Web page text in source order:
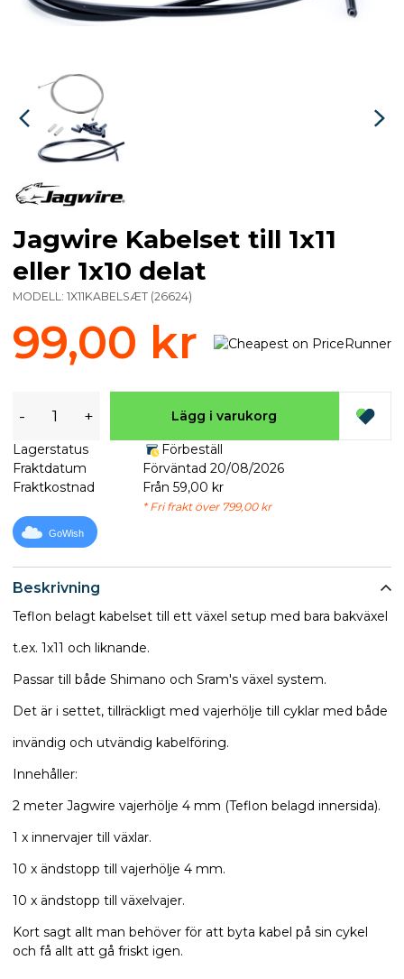
Beskrivning
Teflon belagt kabelset till ett växel setup med bara bakväxel
t.ex. 1x11 och liknande.
Passar till både Shimano och Sram's växel system.
Det är i settet, tillräckligt med vajerhölje till cyklar med både
invändig och utvändig kabelföring.
Innehåller:
2 meter Jagwire vajerhölje 4 mm (Teflon belagd innersida).
1 x innervajer till växlar.
10 x ändstopp till vajerhölje 4 mm.
10 x ändstopp till växelvajer.
Kort sagt allt man behöver för att byta kabel på sin cykel
och få allt att gå friskt igen.
Jagwire Kabelset till 1x11
eller 1x10 delat
MODELL: 1X11KABELSÆT (26624)
99,00 kr
- + Lägg i varukorg
Lagerstatus
Förbeställ
Fraktdatum
Förväntad 20/08/2026
Fraktkostnad
Från 59,00 kr
* Fri frakt över 799,00 kr
GoWish